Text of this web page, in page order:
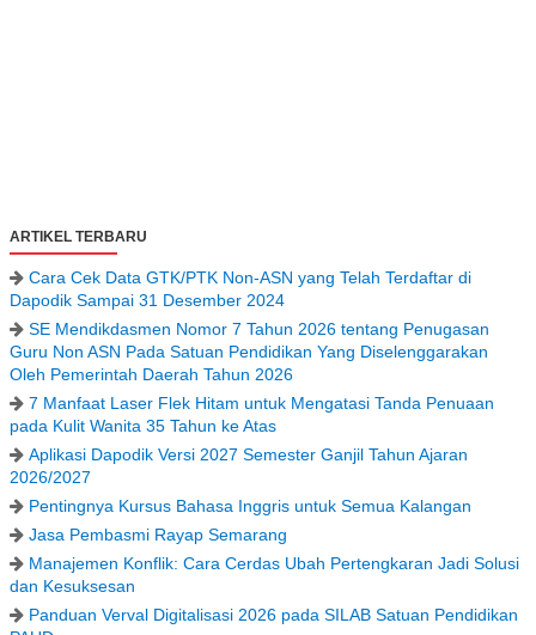
ARTIKEL TERBARU
Cara Cek Data GTK/PTK Non-ASN yang Telah Terdaftar di
Dapodik Sampai 31 Desember 2024
SE Mendikdasmen Nomor 7 Tahun 2026 tentang Penugasan
Guru Non ASN Pada Satuan Pendidikan Yang Diselenggarakan
Oleh Pemerintah Daerah Tahun 2026
7 Manfaat Laser Flek Hitam untuk Mengatasi Tanda Penuaan
pada Kulit Wanita 35 Tahun ke Atas
Aplikasi Dapodik Versi 2027 Semester Ganjil Tahun Ajaran
2026/2027
Pentingnya Kursus Bahasa Inggris untuk Semua Kalangan
Jasa Pembasmi Rayap Semarang
Manajemen Konflik: Cara Cerdas Ubah Pertengkaran Jadi Solusi
dan Kesuksesan
Panduan Verval Digitalisasi 2026 pada SILAB Satuan Pendidikan